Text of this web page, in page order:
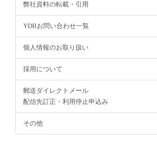
弊社資料の転載・引用
YDBお問い合わせ一覧
個人情報のお取り扱い
採用について
郵送ダイレクトメール
配信先訂正・利用停止申込み
その他